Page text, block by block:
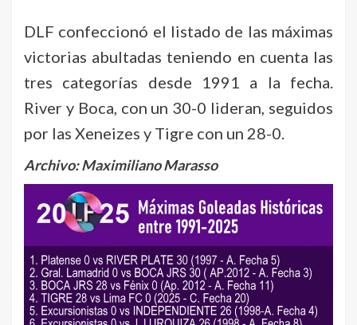
DLF confeccionó el listado de las máximas
victorias abultadas teniendo en cuenta las
tres categorías desde 1991 a la fecha.
River y Boca, con un 30-0 lideran, seguidos
por las Xeneizes y Tigre con un 28-0.
Archivo: Maximiliano Marasso